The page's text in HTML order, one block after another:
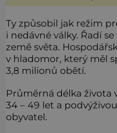
na kaši,
Ty způsobil jak režim
i nedávné války. Řadí
země světa.
v hladomor, který měl
3,8 milionů obětí.
Průměrná délka života
34 – 49 let a
obyvatel.